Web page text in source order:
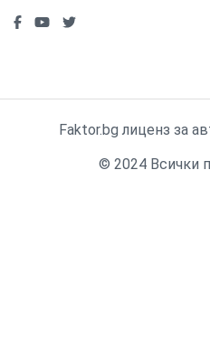
Faktor.bg лиценз за
© 2024 Всички